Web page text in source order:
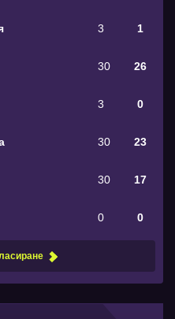
3 1
30 26
3 0
30 23
30 17
0 0